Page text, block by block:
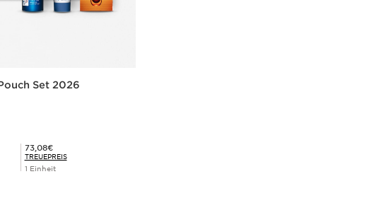
Set 2026
Mitgliederpreis 73,08€
73,08€
TREUEPREIS
1 Einheit